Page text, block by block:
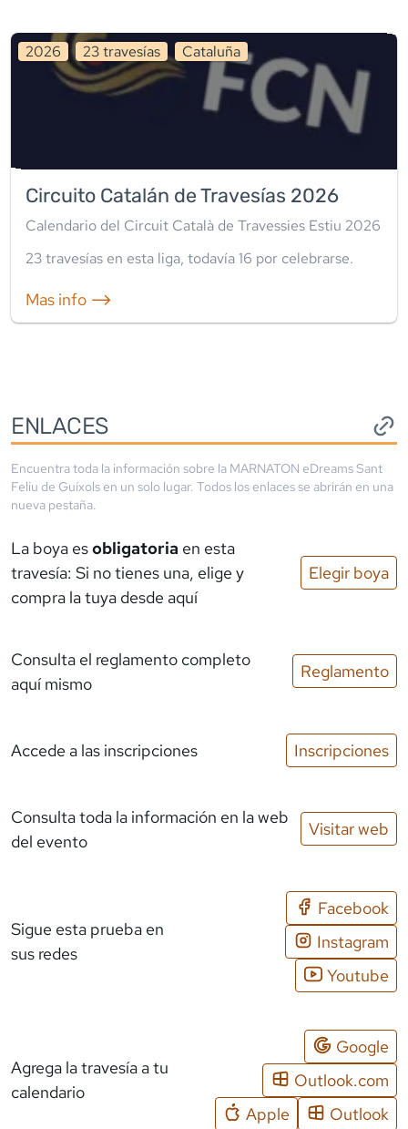
2026 23travesías Cataluña
Circuito Catalán de Travesías 2026
Calendario del Circuit Català de Travessies Estiu 2026
23travesías en esta liga, todavía16 por celebrarse.
Mas info ⟶
ENLACES
Encuentra toda la información sobre la MARNATON eDreams Sant
Feliu de Guíxols en un solo lugar. Todos los enlaces se abrirán en una
nueva pestaña.
La boya esobligatoria en esta
travesía: Si no tienes una, elige y
compra la tuya desde aquí
Elegir boya
Consulta el reglamento completo
aquí mismo
Reglamento
Accede a las inscripciones Inscripciones
Consulta toda la información en la web
del evento
Visitar web
Sigue esta prueba en
sus redes
Facebook
Instagram
Youtube
Agrega la travesía a tu
calendario
Google
Outlook.com
Apple
Outlook